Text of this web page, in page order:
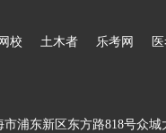
校 土木者 乐考网
浦东新区东方路818号众城